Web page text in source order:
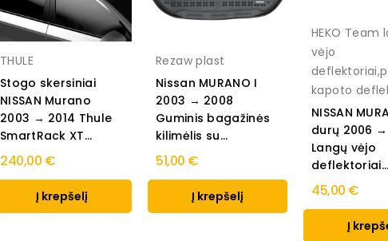
THULE
Stogo skersiniai
NISSAN Murano
2003 → 2014 Thule
SmartRack XT...
240,00 €
Į krepšelį
Rezaw plast
Nissan MURANO I
2003 → 2008
Guminis bagažinės
kilimėlis su...
51,00 €
Į krepšelį
HEKO Team
vėjo
kapoto
NISSAN
durų 2006
Langų vėjo
deflektoriai...
45,00 €
Į